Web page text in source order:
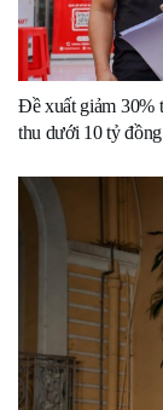
Đề xuất giảm 30%
thu dưới 10 tỷ đồng